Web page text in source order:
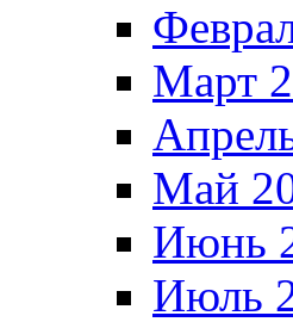
Март
Май
Июнь
Июль